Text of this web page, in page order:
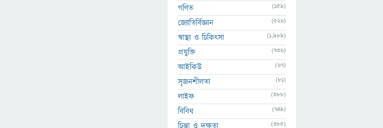
গণিত (159)
জ্যোতির্বিজ্ঞান (526)
স্বাস্থ্য ও চিকিৎসা (1,989)
প্রযুক্তি (736)
আইকিউ (67)
সৃজনশীলতা (81)
লাইফ (388)
বিবিধ (749)
চিন্তা ও দক্ষতা (385)